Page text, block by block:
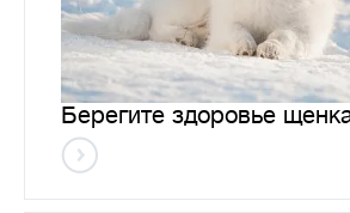
Берегите здоровье